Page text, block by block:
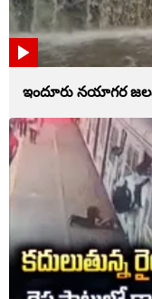
ఇందూరు నయాగర